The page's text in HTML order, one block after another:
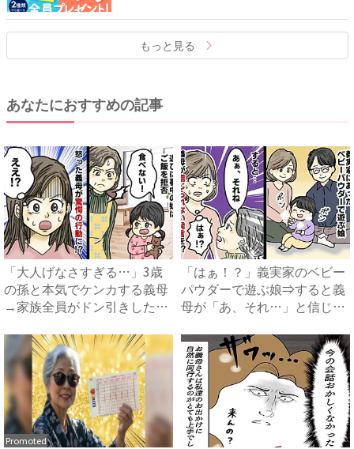
もっと見る
あなたにおすすめの記事
「大人げなさすぎる…」3歳
の孫と本気でケンカする義母
→家族全員がドン引きした、
「はぁ！？」義実家のベビー
パウダーで遊ぶ娘⇒すると義
母が「あ、それ…」と信じら
Promoted